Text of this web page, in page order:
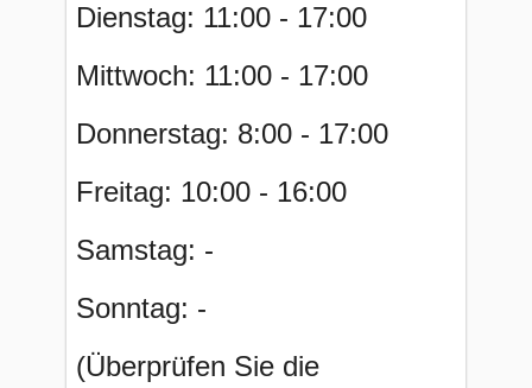
Dienstag: 11:00 - 17:00
Mittwoch: 11:00 - 17:00
Donnerstag: 8:00 - 17:00
Freitag: 10:00 - 16:00
Samstag: -
Sonntag: -
(Überprüfen Sie die